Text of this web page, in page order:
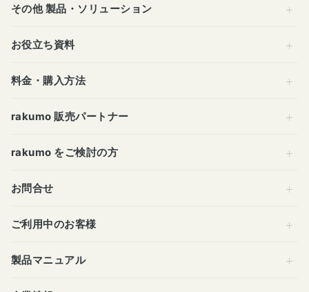
その他 製品・ソリューション
お役立ち資料
料金・購入方法
rakumo 販売パートナー
rakumo をご検討の方
お問合せ
ご利用中のお客様
製品マニュアル